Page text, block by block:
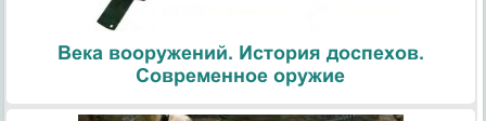
Века вооружений. История доспехов.
Современное оружие